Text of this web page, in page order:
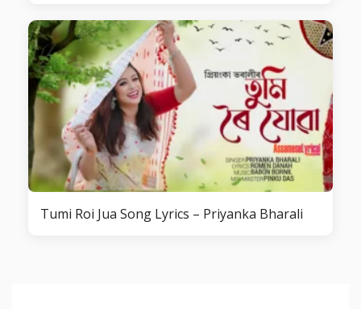
Tumi Roi Jua Song Lyrics – Priyanka Bharali